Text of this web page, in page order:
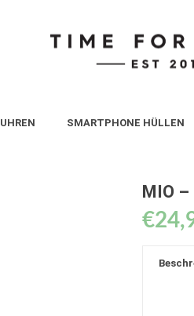
UHREN SMARTPHONE HÜLLEN
MIO –
€